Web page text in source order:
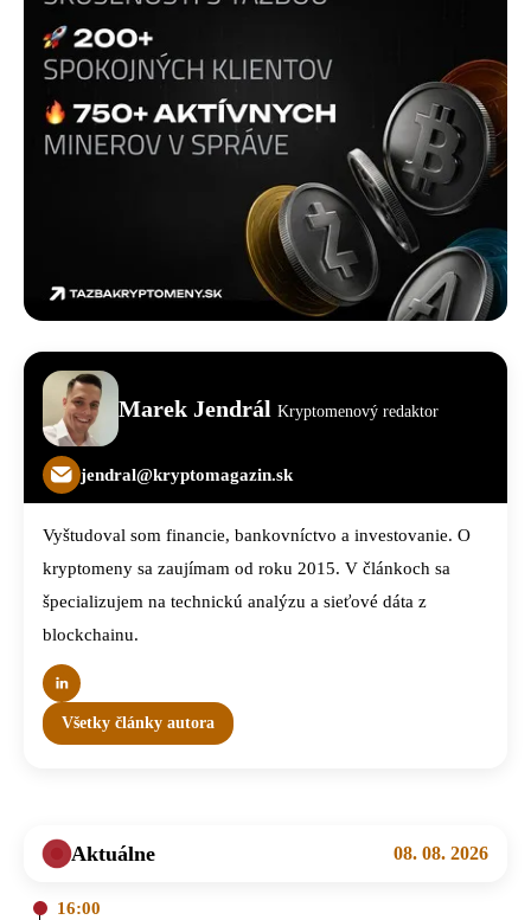
Marek Jendrál Kryptomenový redaktor
jendral@kryptomagazin.sk
Vyštudoval som financie, bankovníctvo a investovanie. O
kryptomeny sa zaujímam od roku 2015. V článkoch sa
špecializujem na technickú analýzu a sieťové dáta z
blockchainu.
Všetky články autora
Aktuálne 08. 08. 2026
16:00